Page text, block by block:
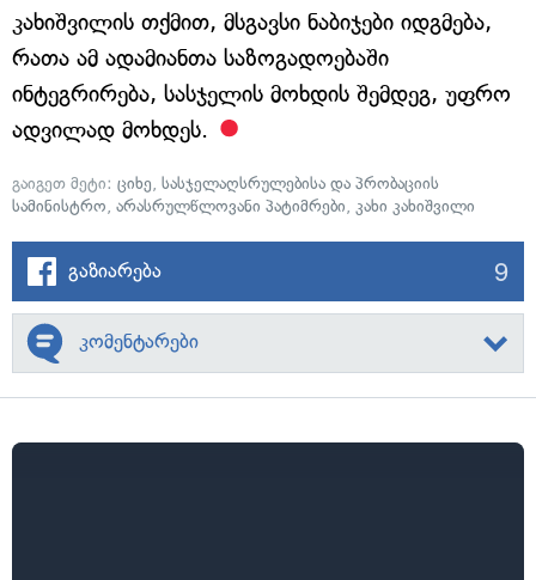
კახიშვილის თქმით, მსგავსი ნაბიჯები იდგმება,
რათა ამ ადამიანთა საზოგადოებაში
ინტეგრირება, სასჯელის მოხდის შემდეგ, უფრო
ადვილად მოხდეს.
გაიგეთ მეტი: ციხე, სასჯელაღსრულებისა და პრობაციის
სამინისტრო, არასრულწლოვანი პატიმრები, კახი კახიშვილი
გაზიარება 9
კომენტარები